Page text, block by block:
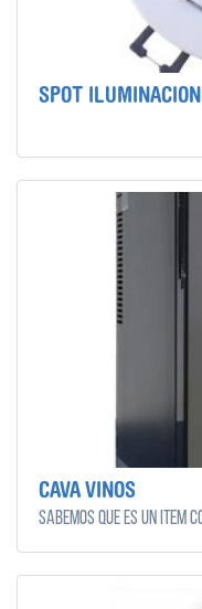
SPOT ILUMINACION
CAVA VINOS